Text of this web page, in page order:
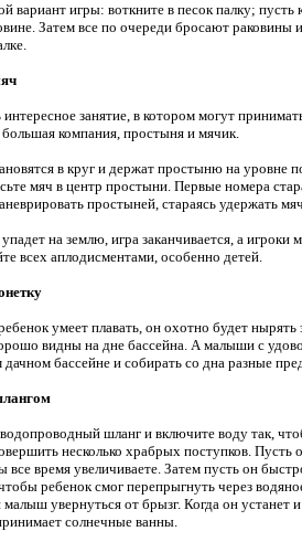
вариант игры: воткните в песок палку;
Затем все по очереди бросают раковины
занятие, в котором могут
компания, простыня и мячик.
в круг и держат простыню на уровне
мяч в центр простыни. Первые номера
простыней, стараясь удержать
на землю, игра заканчивается, а
всех аплодисментами, особенно детей.
умеет плавать, он охотно будет
видны на дне бассейна. А малыши с
дачном бассейне и собирать со дна разные
шланг и включите воду так,
несколько храбрых поступков. Пусть
все время увеличиваете. Затем пусть он
ребенок смог перепрыгнуть через
увернуться от брызг. Когда он устанет
солнечные ванны.